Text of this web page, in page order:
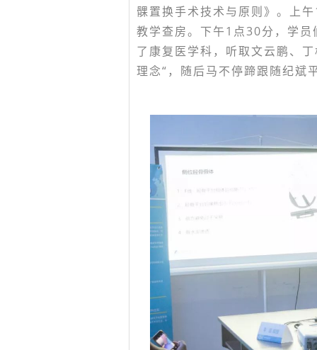
髁置换手术技术与原则》。上
教学查房。下午1点30分，学员
了康复医学科，听取文云鹏、
理念“，随后马不停蹄跟随纪斌